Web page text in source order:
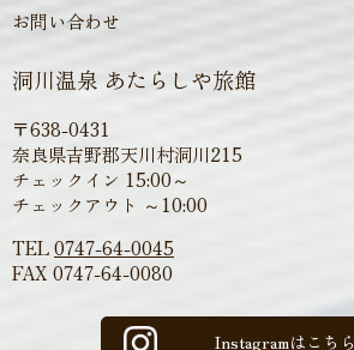
お問い合わせ
洞川温泉 あたらしや旅館
〒638-0431
奈良県吉野郡天川村洞川215
チェックイン 15:00～
チェックアウト ～10:00
TEL0747-64-0045
FAX 0747-64-0080
Instagramはこちら